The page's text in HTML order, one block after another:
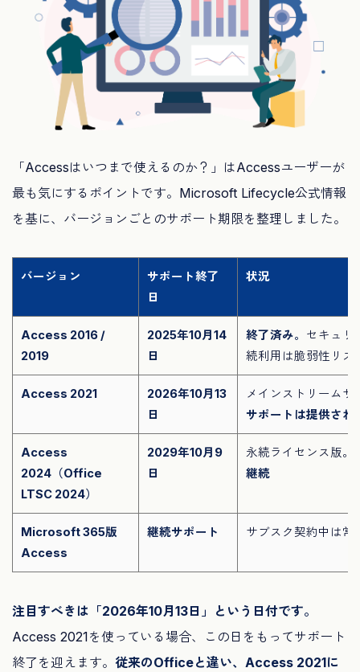
「Accessはいつまで使えるのか？」はAccessユーザーが
最も気にするポイントです。Microsoft Lifecycle公式情報
を基に、バージョンごとのサポート期限を整理しました。
バージョン
サポート終了
日
状況
Access 2016 /
2019
2025年10月14
日
終了済み。 セキュリ
続利用は脆弱性リス
Access 2021
2026年10月13
日
メインストリームサ
サポートは提供され
Access
2024（Office
LTSC 2024）
2029年10月9
日
永続ライセンス版。
継続
Microsoft 365版
Access
継続サポート サブスク契約中は常
注目すべきは「2026年10月13日」という日付です。
Access 2021を使っている場合、この日をもってサポート
終了を迎えます。 従来のOfficeと違い、Access 2021に